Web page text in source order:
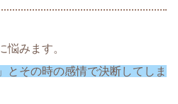
悩みます。
とその時の感情で決断してしま